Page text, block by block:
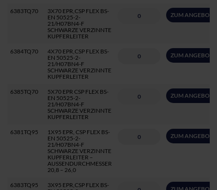
6383TQ70
3X70 EPR,CSP FLEX BS-
EN 50525-2-
21/H07BN4-F
SCHWARZE VERZINNTE
KUPFERLEITER
ZUM ANGEBOT
6384TQ70
4X70 EPR,CSP FLEX BS-
EN 50525-2-
21/H07BN4-F
SCHWARZE VERZINNTE
KUPFERLEITER
ZUM ANGEBOT
6385TQ70
5X70 EPR CSP FLEX BS-
EN 50525-2-
21/H07BN4-F
SCHWARZE VERZINNTE
KUPFERLEITER
ZUM ANGEBOT
6381TQ95
1X95 EPR, CSP FLEX BS-
EN 50525-2-
21/H07BN4-F
SCHWARZE VERZINNTE
KUPFERLEITER –
AUSSENDURCHMESSER
20,8 – 26,0
ZUM ANGEBOT
6383TQ95
3X95 EPR,CSP FLEX BS-